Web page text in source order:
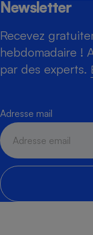
Newsletter
Recevez
hebdomadaire !
par des experts.
Adresse mail